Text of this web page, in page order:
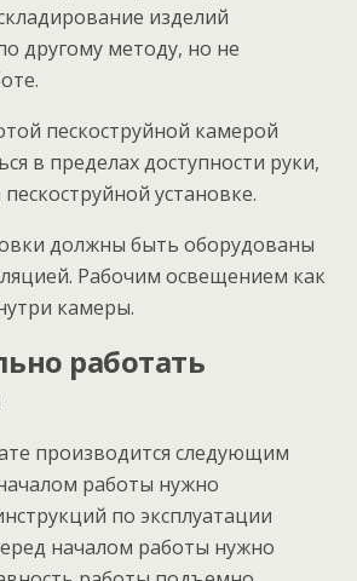
изделий
другому методу, но не
пескоструйной камерой
в пределах доступности руки,
установке.
должны быть оборудованы
Рабочим освещением как
камеры.
работать
производится следующим
работы нужно
по эксплуатации
началом работы нужно